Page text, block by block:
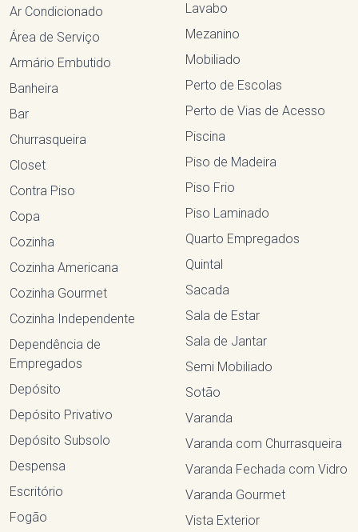
Ar Condicionado
Área de Serviço
Armário Embutido
Banheira
Bar
Churrasqueira
Closet
Contra Piso
Copa
Cozinha
Cozinha Americana
Cozinha Gourmet
Cozinha Independente
Dependência de
Empregados
Depósito
Depósito Privativo
Depósito Subsolo
Despensa
Escritório
Fogão
Lavabo
Mezanino
Mobiliado
Perto de Escolas
Perto de Vias de Acesso
Piscina
Piso de Madeira
Piso Frio
Piso Laminado
Quarto Empregados
Quintal
Sacada
Sala de Estar
Sala de Jantar
Semi Mobiliado
Sotão
Varanda
Varanda com Churrasqueira
Varanda Fechada com Vidro
Varanda Gourmet
Vista Exterior